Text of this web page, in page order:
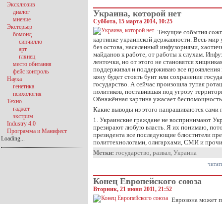
Украина, которой нет
Суббота, 15 марта 2014, 10:25
Текущие события
картинке украинской державности. Весь
без остова, населенный инфузориями,
майданов к работе, от работы к слухам.
ленточки, но от этого не становятся
поддерживал и поддерживаю все проявления
кону будет стоять бунт или сохранение
государство. А сейчас произошла тупая
политиков, поставившая под угрозу
Обнажённая картина ужасает
Какие выводы из этого напрашиваются сами
1. Украинские граждане не воспринимают
презирают любую власть. Я их понимаю,
президента все последующие блюстители
политтехнологами, олигархами, СМИ и
Метки: государство, развал, Украина
Конец Европейского союза
Вторник, 21 июня 2011, 21:52
Еврозона может
Эксклюзив
диалог
мнение
Экстерьер
бомонд
синчилло
арт
глянец
место обитания
фейс контроль
Наука
генетика
психология
Техно
гаджет
экстрим
Industry 4.0
Программа и Манифест
Loading...